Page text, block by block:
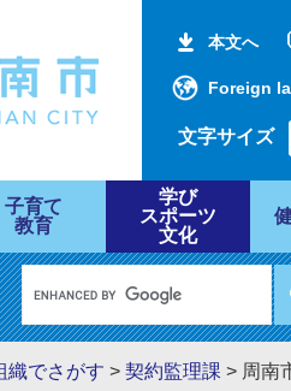
本文へ
Foreign
文字サイズ
子育て
教育
学び
スポーツ
文化
織でさがす > 契約監理課 > 周南